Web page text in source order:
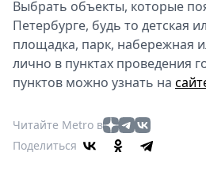
Выбрать объекты, которые
Петербурге, будь то детская
площадка, парк, набережная
лично в пунктах проведения
пунктов можно узнать на
Читайте Metro в
Поделиться